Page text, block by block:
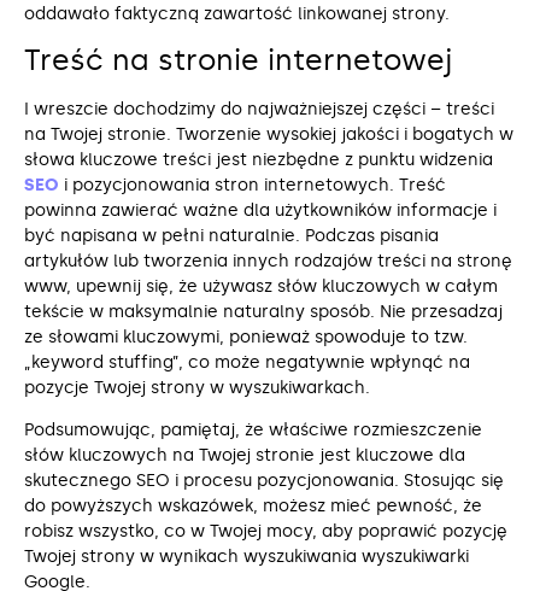
oddawało faktyczną zawartość linkowanej strony.
Treść na stronie internetowej
I wreszcie dochodzimy do najważniejszej części – treści
na Twojej stronie. Tworzenie wysokiej jakości i bogatych w
słowa kluczowe treści jest niezbędne z punktu widzenia
SEO i pozycjonowania stron internetowych. Treść
powinna zawierać ważne dla użytkowników informacje i
być napisana w pełni naturalnie. Podczas pisania
artykułów lub tworzenia innych rodzajów treści na stronę
www, upewnij się, że używasz słów kluczowych w całym
tekście w maksymalnie naturalny sposób. Nie przesadzaj
ze słowami kluczowymi, ponieważ spowoduje to tzw.
„keyword stuffing”, co może negatywnie wpłynąć na
pozycje Twojej strony w wyszukiwarkach.
Podsumowując, pamiętaj, że właściwe rozmieszczenie
słów kluczowych na Twojej stronie jest kluczowe dla
skutecznego SEO i procesu pozycjonowania. Stosując się
do powyższych wskazówek, możesz mieć pewność, że
robisz wszystko, co w Twojej mocy, aby poprawić pozycję
Twojej strony w wynikach wyszukiwania wyszukiwarki
Google.